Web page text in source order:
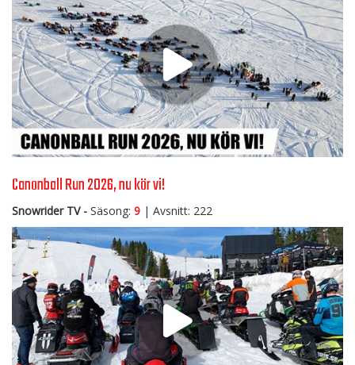
Canonball Run 2026, nu kör vi!
Snowrider TV - Säsong: 9 | Avsnitt: 222